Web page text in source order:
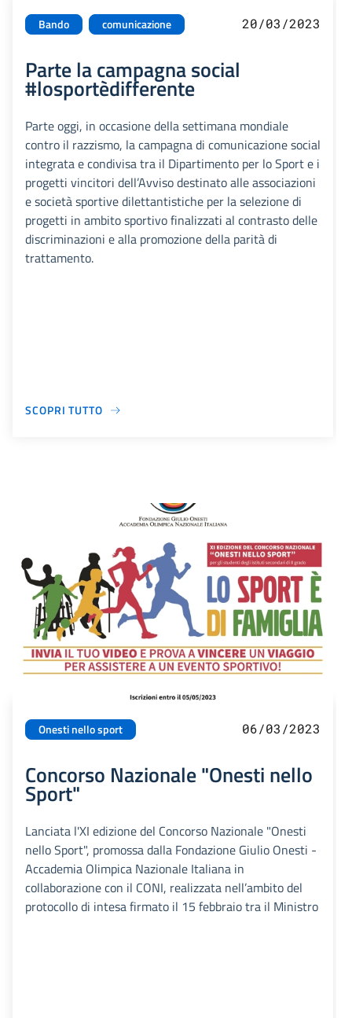
Bando comunicazione 20/03/2023
Parte la campagna social
#losportèdifferente
Parte oggi, in occasione della settimana mondiale
contro il razzismo, la campagna di comunicazione social
integrata e condivisa tra il Dipartimento per lo Sport e i
progetti vincitori dell’Avviso destinato alle associazioni
e società sportive dilettantistiche per la selezione di
progetti in ambito sportivo finalizzati al contrasto delle
discriminazioni e alla promozione della parità di
trattamento.
SCOPRI TUTTO
Onesti nello sport 06/03/2023
Concorso Nazionale "Onesti nello
Sport"
Lanciata l'XI edizione del Concorso Nazionale "Onesti
nello Sport", promossa dalla Fondazione Giulio Onesti -
Accademia Olimpica Nazionale Italiana in
collaborazione con il CONI, realizzata nell’ambito del
protocollo di intesa firmato il 15 febbraio tra il Ministro